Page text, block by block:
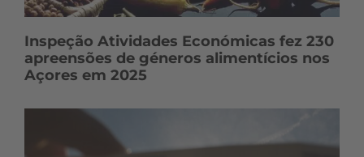
Inspeção Atividades Económicas fez 230
apreensões de géneros alimentícios nos
Açores em 2025